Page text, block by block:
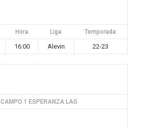
Hora Liga Temporada
16:00 Alevin 22-23
CAMPO 1 ESPERANZA LAG